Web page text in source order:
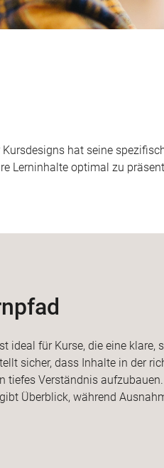
Kursdesigns hat seine
Lerninhalte optimal zu
ideal für Kurse, die eine klare,
sicher, dass Inhalte in der
tiefes Verständnis
Überblick, während